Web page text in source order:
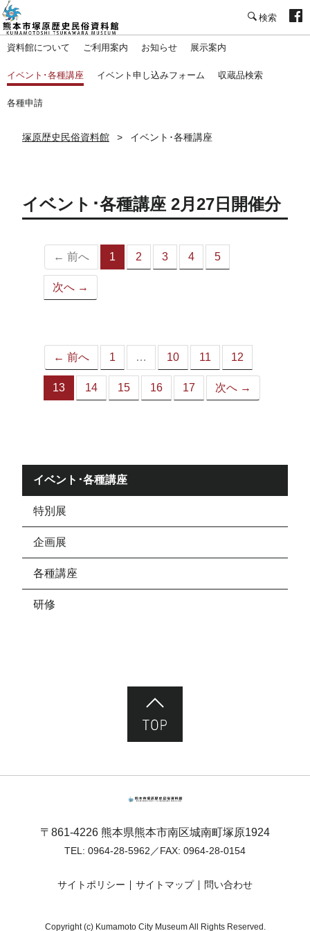
資料館について ご利用案内 お知らせ 展示案内
イベント･各種講座 イベント申し込みフォーム 収蔵品検索
各種申請
塚原歴史民俗資料館 イベント･各種講座
イベント･各種講座 2月27日開催分
← 前へ 1
（こ
2 3 4 5
次へ →
← 前へ 1 … 10 11 12
13
（こ
14 15 16 17 次へ →
イベント･各種講座
特別展
企画展
各種講座
研修
〒861-4226 熊本県熊本市南区城南町塚原1924
TEL: 0964-28-5962 ／FAX: 0964-28-0154
サイトポリシー サイトマップ 問い合わせ
Copyright (c) Kumamoto City Museum All Rights Reserved.